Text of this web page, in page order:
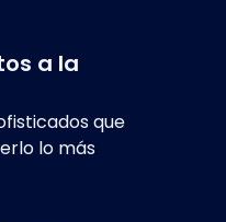
a la
que
lo más